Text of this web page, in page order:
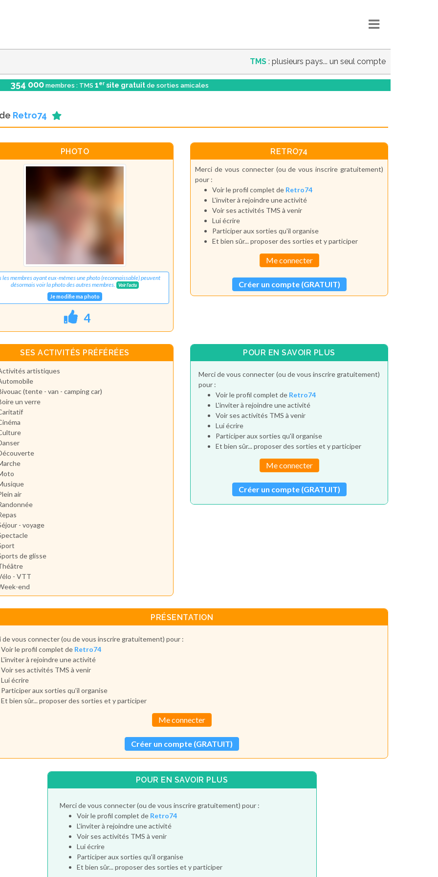
TMS : plusieurs pays... un seul compte
354 000 membres : TMS 1er site gratuit de sorties amicales
Retro74
PHOTO
les membres ayant eux-mêmes une photo (reconnaissable) peuvent
désormais voir la photo des autres membres.
Voir l'actu
Je modifie ma photo
4
RETRO74
Merci de vous connecter (ou de vous inscrire gratuitement)
pour :
Voir le profil complet de Retro74
L'inviter à rejoindre une activité
Voir ses activités TMS à venir
Lui écrire
Participer aux sorties qu'il organise
Et bien sûr... proposer des sorties et y participer
Me connecter
Créer un compte (GRATUIT)
SES ACTIVITÉS PRÉFÉRÉES
artistiques
(tente - van - camping car)
un verre
air
- voyage
de glisse
- VTT
end
POUR EN SAVOIR PLUS
Merci de vous connecter (ou de vous inscrire gratuitement)
pour :
Voir le profil complet de Retro74
L'inviter à rejoindre une activité
Voir ses activités TMS à venir
Lui écrire
Participer aux sorties qu'il organise
Et bien sûr... proposer des sorties et y participer
Me connecter
Créer un compte (GRATUIT)
PRÉSENTATION
de vous connecter (ou de vous inscrire gratuitement) pour :
Voir le profil complet de Retro74
L'inviter à rejoindre une activité
Voir ses activités TMS à venir
Lui écrire
Participer aux sorties qu'il organise
Et bien sûr... proposer des sorties et y participer
Me connecter
Créer un compte (GRATUIT)
POUR EN SAVOIR PLUS
Merci de vous connecter (ou de vous inscrire gratuitement) pour :
Voir le profil complet de Retro74
L'inviter à rejoindre une activité
Voir ses activités TMS à venir
Lui écrire
Participer aux sorties qu'il organise
Et bien sûr... proposer des sorties et y participer